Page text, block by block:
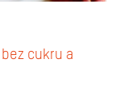
cukru a